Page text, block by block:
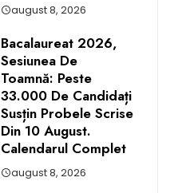
august 8, 2026
Bacalaureat 2026,
Sesiunea De
Toamnă: Peste
33.000 De Candidați
Susțin Probele Scrise
Din 10 August.
Calendarul Complet
august 8, 2026